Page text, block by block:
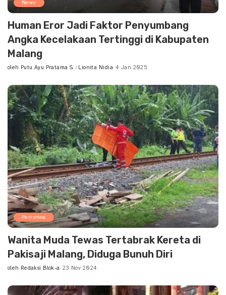
News
Human Eror Jadi Faktor Penyumbang
Angka Kecelakaan Tertinggi di Kabupaten
Malang
Posted
oleh Putu Ayu Pratama S. Lionita Nidia 4 Jan 2025
Peristiwa
Wanita Muda Tewas Tertabrak Kereta di
Pakisaji Malang, Diduga Bunuh Diri
Posted
oleh Redaksi Blok-a 23 Nov 2024